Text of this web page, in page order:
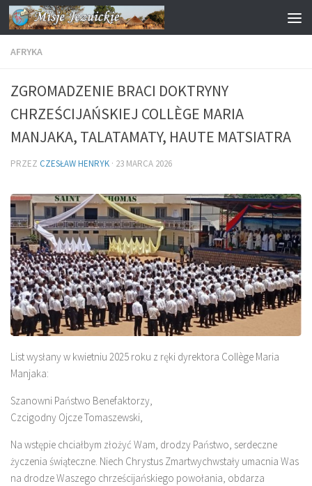
Przejdź do treści
AFRYKA
ZGROMADZENIE BRACI DOKTRYNY
CHRZEŚCIJAŃSKIEJ COLLÈGE MARIA
MANJAKA, TALATAMATY, HAUTE MATSIATRA
PRZEZ CZESŁAW HENRYK · 23 MARCA 2026
List wysłany w kwietniu 2025 roku z ręki dyrektora Collège Maria
Manjaka:
Szanowni Państwo Benefaktorzy,
Czcigodny Ojcze Tomaszewski,
Na wstępie chciałbym złożyć Wam, drodzy Państwo, serdeczne
życzenia świąteczne. Niech Chrystus Zmartwychwstały umacnia Was
na drodze Waszego chrześcijańskiego powołania, obdarza